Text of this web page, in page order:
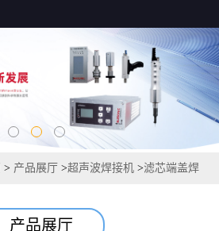
> 产品展厅 >超声波焊接机 >滤芯端盖焊
产品展厅